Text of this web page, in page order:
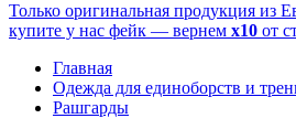
Только оригинальная продукция из
купите у нас фейк — вернем x10 от
Главная
Одежда для единоборств и
Рашгарды